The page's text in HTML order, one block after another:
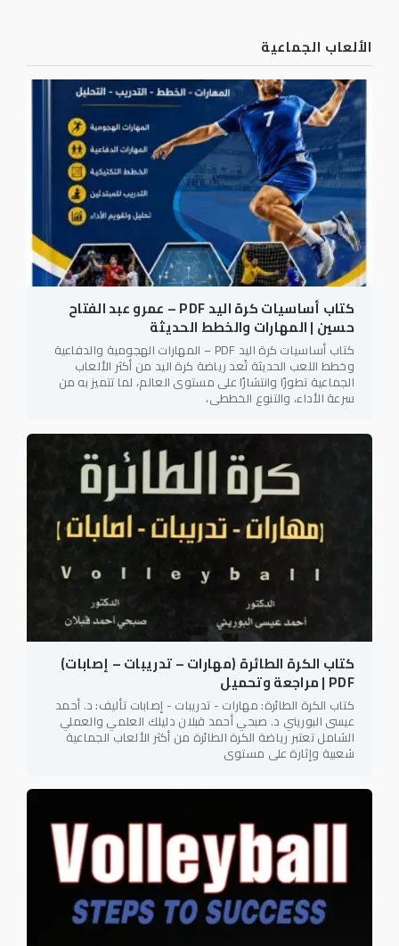
الألعاب الجماعية
كتاب أساسيات كرة اليد PDF – عمرو عبد الفتاح
حسين | المهارات والخطط الحديثة
كتاب أساسيات كرة اليد PDF – المهارات الهجومية والدفاعية
وخطط اللعب الحديثة تُعد رياضة كرة اليد من أكثر الألعاب
الجماعية تطورًا وانتشارًا على مستوى العالم، لما تتميز به من
سرعة الأداء، والتنوع الخططي،
كتاب الكرة الطائرة (مهارات – تدريبات – إصابات)
PDF | مراجعة وتحميل
كتاب الكرة الطائرة: مهارات - تدريبات - إصابات تأليف: د. أحمد
عيسى البوريني د. صبحي أحمد قبلان دليلك العلمي والعملي
الشامل تعتبر رياضة الكرة الطائرة من أكثر الألعاب الجماعية
شعبية وإثارة على مستوى